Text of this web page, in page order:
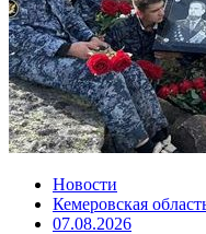
Новости
Кемеровская
07.08.2026